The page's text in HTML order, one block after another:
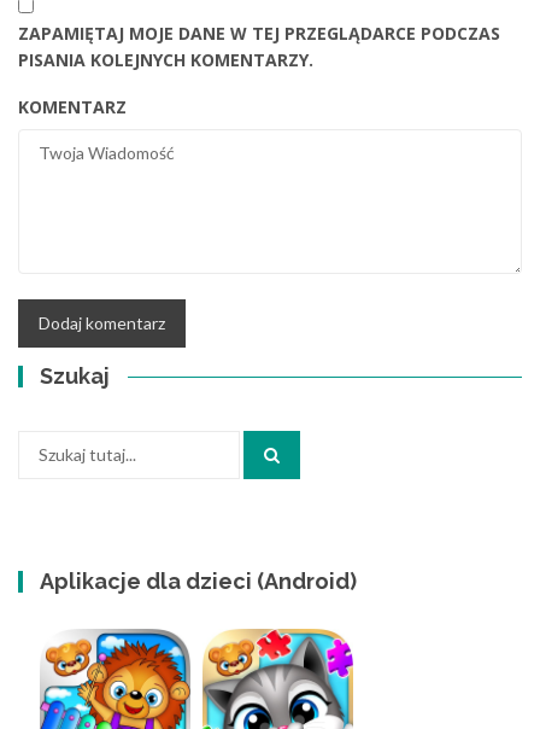
ZAPAMIĘTAJ MOJE DANE W TEJ PRZEGLĄDARCE PODCZAS
PISANIA KOLEJNYCH KOMENTARZY.
KOMENTARZ
Szukaj
Aplikacje dla dzieci (Android)